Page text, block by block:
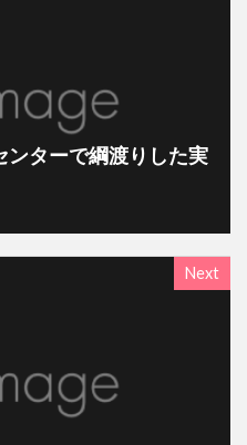
ンターで綱渡りした実
Next